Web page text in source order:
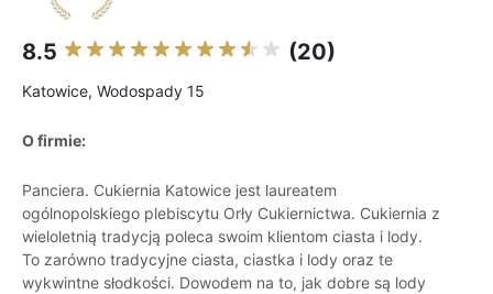
8.5 (20)
Katowice, Wodospady 15
O firmie:
Panciera. Cukiernia Katowice jest laureatem
ogólnopolskiego plebiscytu Orły Cukiernictwa. Cukiernia z
wieloletnią tradycją poleca swoim klientom ciasta i lody.
To zarówno tradycyjne ciasta, ciastka i lody oraz te
wykwintne słodkości. Dowodem na to, jak dobre są lody